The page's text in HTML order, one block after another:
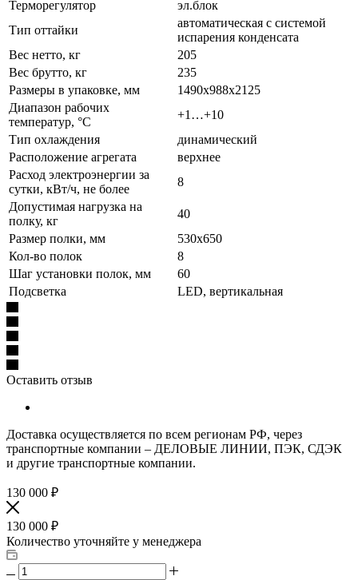
Терморегулятор
эл.блок
Тип оттайки
автоматическая с системой
испарения конденсата
Вес нетто, кг
205
Вес брутто, кг
235
Размеры в упаковке, мм
1490х988х2125
Диапазон рабочих
температур, °C
+1…+10
Тип охлаждения
динамический
Расположение агрегата
верхнее
Расход электроэнергии за
сутки, кВт/ч, не более
8
Допустимая нагрузка на
полку, кг
40
Размер полки, мм
530x650
Кол-во полок
8
Шаг установки полок, мм
60
Подсветка
LED, вертикальная
Оставить отзыв
Доставка осуществляется по всем регионам РФ, через
транспортные компании – ДЕЛОВЫЕ ЛИНИИ, ПЭК, СДЭК
и другие транспортные компании.
130 000 ₽
130 000 ₽
Количество уточняйте у менеджера